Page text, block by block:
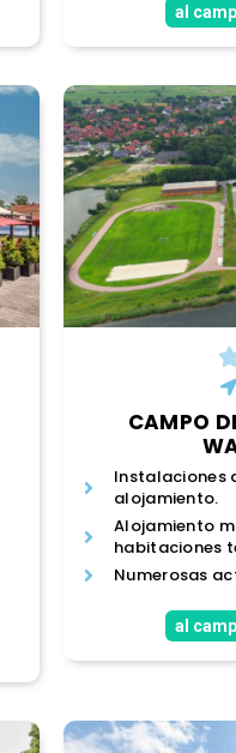
al
CAMPO
Instalaciones
alojamiento.
Alojamiento
habitaciones
Numerosas
al